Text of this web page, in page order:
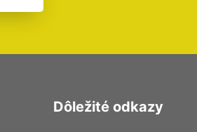
Dôležité odkazy